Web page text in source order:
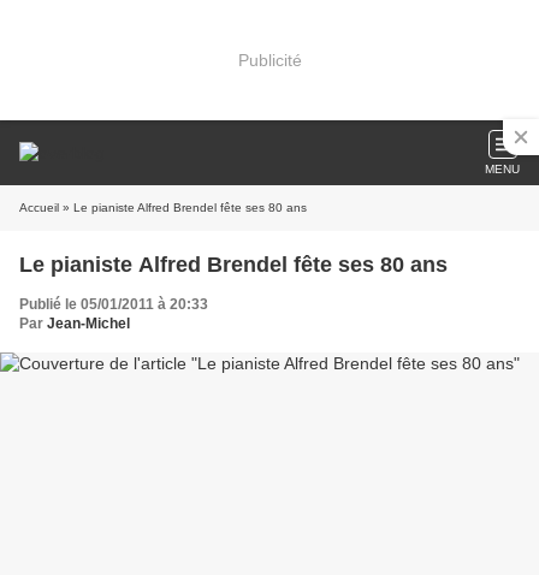
Publicité
MENU
Accueil » Le pianiste Alfred Brendel fête ses 80 ans
Le pianiste Alfred Brendel fête ses 80 ans
Publié le 05/01/2011 à 20:33
Par Jean-Michel